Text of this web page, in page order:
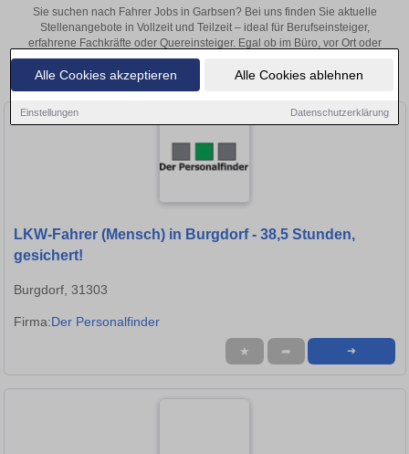
Alle Cookies akzeptieren Alle Cookies ablehnen
Einstellungen Datenschutzerklärung
Sie suchen nach Fahrer Jobs in Garbsen? Bei uns finden Sie aktuelle
Stellenangebote in Vollzeit und Teilzeit – ideal für Berufseinsteiger,
erfahrene Fachkräfte oder Quereinsteiger. Egal ob im Büro, vor Ort oder
remote: Entdecken Sie jetzt neue Chancen in Ihrer Region und
bewerben Sie sich direkt auf passende Fahrer-Stellen in Garbsen!
LKW-Fahrer (Mensch) in Burgdorf - 38,5 Stunden,
gesichert!
Burgdorf, 31303
Firma:Der Personalfinder
★ ➦ ➜